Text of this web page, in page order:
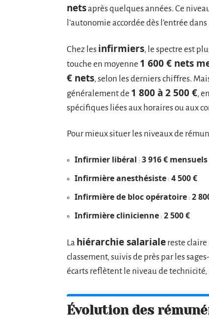
netsaprès quelques années. Ce
l’autonomie accordée dès l’entrée
Chez les infirmiers, le spectre est
touche en moyenne 1 600 € nets
€ nets, selon les derniers chiffres.
généralement de 1 800 à 2 500 €,
spécifiques liées aux horaires ou aux
Pour mieux situer les niveaux de
Infirmier libéral : 3 916 € mensuels
Infirmière anesthésiste : 4 500 €
Infirmière de bloc opératoire : 2
Infirmière clinicienne : 2 500 €
La hiérarchie salariale reste
classement, suivis de près par les
écarts reflètent le niveau de
Évolution des